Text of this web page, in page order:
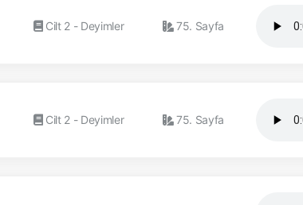
Cilt 2 - Deyimler 75. Sayfa
Cilt 2 - Deyimler 75. Sayfa